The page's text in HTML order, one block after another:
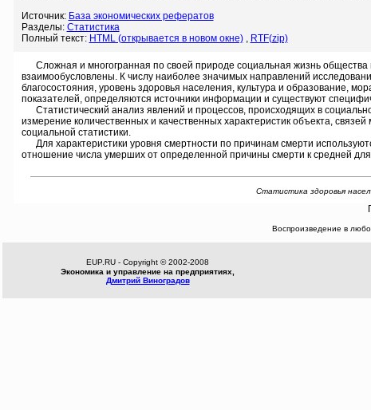
Источник: База экономических рефератов
Разделы: Статистика
Полный текст: HTML (открывается в новом окне), RTF(zip)
Сложная и многогранная по своей природе социальная жизнь общества
взаимообусловлены. К числу наиболее значимых направлений
благосостояния, уровень здоровья населения, культура и образование,
показателей, определяются источники информации и существуют
Статистический анализ явлений и процессов, происходящих в
измерение количественных и качественных характеристик объекта,
социальной статистики.
Для характеристики уровня смертности по причинам смерти
отношение числа умерших от определенной причины смерти к средней
Статистика здоровья
Воспроизведение в
EUP.RU - Copyright © 2002-2008
Экономика и управление на предприятиях,
Дмитрий Виноградов